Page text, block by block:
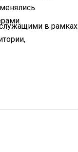
в рамках